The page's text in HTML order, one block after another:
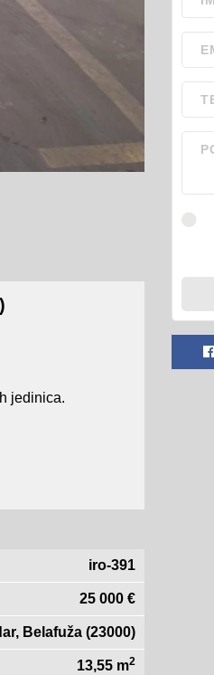
jedinica.
iro-391
25 000 €
Belafuža (23000)
13,55 m2